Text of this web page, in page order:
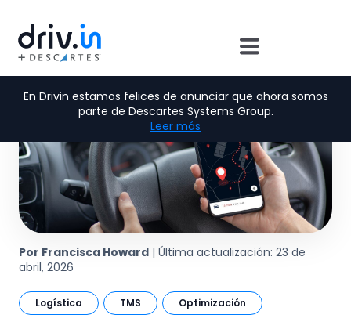
En Drivin estamos felices de anunciar que ahora somos
parte de Descartes Systems Group.
Leer más
Por Francisca Howard | Última actualización: 23 de
abril, 2026
Logística TMS Optimización